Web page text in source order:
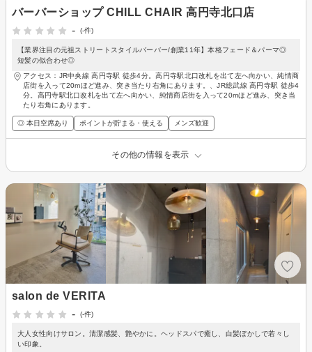
バーバーショップ CHILL CHAIR 高円寺北口店
-
(-件)
【業界注目の元祖ストリートスタイルバーバー/創業11年】本格フェード＆パーマ◎
短髪の似合わせ◎
アクセス：JR中央線 高円寺駅 徒歩4分。高円寺駅北口改札を出て左へ向かい、純情商
店街を入って20mほど進み、突き当たり右角にあります。、JR総武線 高円寺駅 徒歩4
分。高円寺駅北口改札を出て左へ向かい、純情商店街を入って20mほど進み、突き当
たり右角にあります。
◎ 本日空席あり ポイントが貯まる・使える メンズ歓迎
その他の情報を表示
salon de VERITA
-
(-件)
大人女性向けサロン。清潔感髪、艶やかに。ヘッドスパで癒し、白髪ぼかしで若々し
い印象。